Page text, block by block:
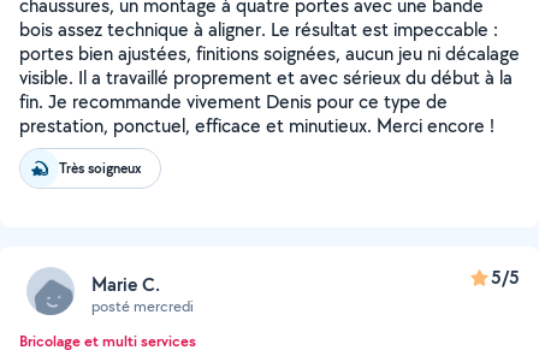
chaussures, un montage à quatre portes avec une bande
bois assez technique à aligner. Le résultat est impeccable :
portes bien ajustées, finitions soignées, aucun jeu ni décalage
visible. Il a travaillé proprement et avec sérieux du début à la
fin. Je recommande vivement Denis pour ce type de
prestation, ponctuel, efficace et minutieux. Merci encore !
Très soigneux
Marie C.
posté mercredi
5/5
Bricolage et multi services